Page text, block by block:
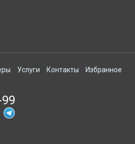
Услуги Контакты
Избранное